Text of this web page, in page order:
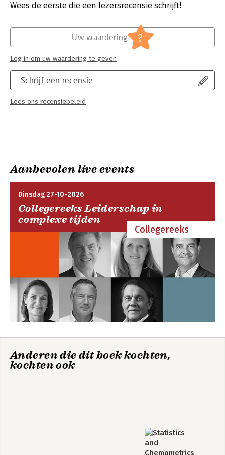
Wees de eerste die een lezersrecensie schrijft!
Schrijf een recensie
Lees ons recensiebeleid
Uw waardering ?
Log in om uw waardering te geven
Aanbevolen live events
Dinsdag 27-10-2026
Collegereeks Leiderschap in
complexe tijden
Collegereeks
Anderen die dit boek kochten,
kochten ook